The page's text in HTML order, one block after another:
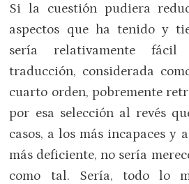
Si la cuestión pudiera
aspectos que ha tenido y
sería relativamente
traducción, considerada
cuarto orden, pobremente
por esa selección al revés
casos, a los más incapaces y
más deficiente, no sería
como tal. Sería, todo lo